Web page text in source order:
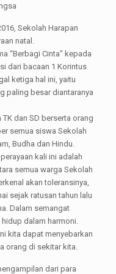
Sekolah Harapan
natal.
“Berbagi Cinta” kepada
dari bacaan 1 Korintus
ketiga hal ini, yaitu
paling besar diantaranya
dan SD berserta orang
semua siswa Sekolah
Budha dan Hindu.
kali ini adalah
semua warga Sekolah
akan toleransinya,
sejak ratusan tahun lalu
Dalam semangat
dalam harmoni.
kita dapat menyebarkan
orang di sekitar kita.
dari para